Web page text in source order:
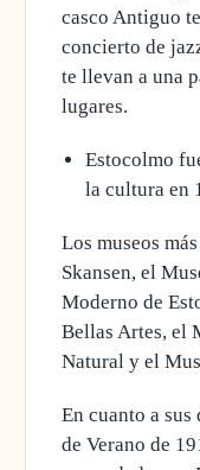
casco Antiguo
concierto de
te llevan a una
lugares.
Estocolmo
la cultura en
Los museos
Skansen, el
Moderno de
Bellas Artes, el
Natural y el
En cuanto a
de Verano de